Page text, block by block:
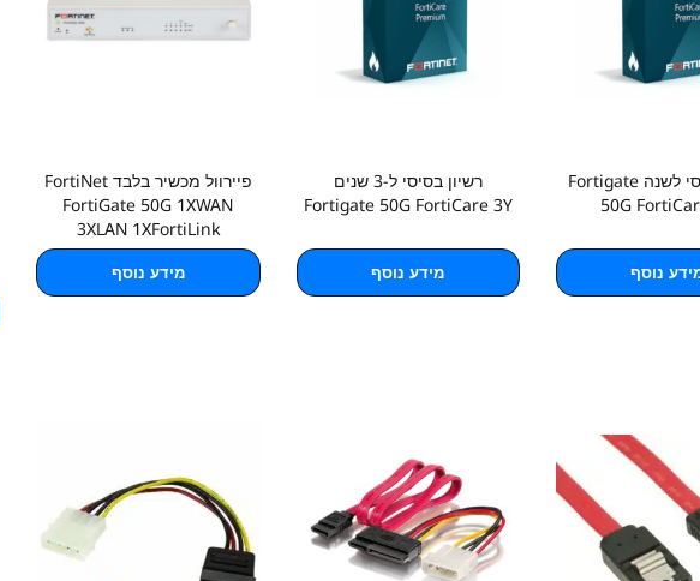
רשיון בסיסי לשנה Fortigate
50G
נוסף
רשיון בסיסי ל-3 שנים
Fortigate 50G FortiCare 3Y
מידע נוסף
פיירוול מכשיר בלבד FortiNet
FortiGate 50G 1XWAN
3XLAN 1XFortiLink
מידע נוסף